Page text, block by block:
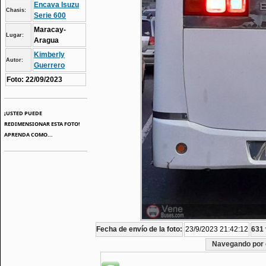
Chasis:
Encava Isuzu
Serie 600
Lugar:
Maracay-
Aragua
Autor:
Kimberly
Guerrero
Foto: 22/09/2023
¡USTED PUEDE
REDIMENSIONAR ESTA FOTO!
APRENDA COMO...
Fecha de envío de la foto: 23/9/2023 21:42:12 631
Navegando